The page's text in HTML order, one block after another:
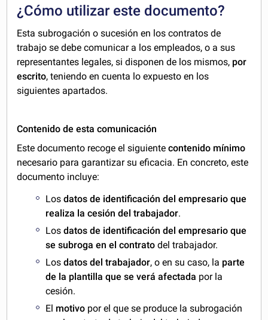
¿Cómo utilizar este documento?
Esta subrogación o sucesión en los contratos de
trabajo se debe comunicar a los empleados, o a sus
representantes legales, si disponen de los mismos, por
escrito, teniendo en cuenta lo expuesto en los
siguientes apartados.
Contenido de esta comunicación
Este documento recoge el siguientecontenido mínimo
necesario para garantizar su eficacia. En concreto, este
documento incluye:
Los datos de identificación del empresario que
realiza la cesión del trabajador.
Losdatos de identificación del empresario que
se subroga en el contrato del trabajador.
Losdatos del trabajador, o en su caso, la parte
de la plantilla que se verá afectada por la
cesión.
El motivo por el que se produce la subrogación